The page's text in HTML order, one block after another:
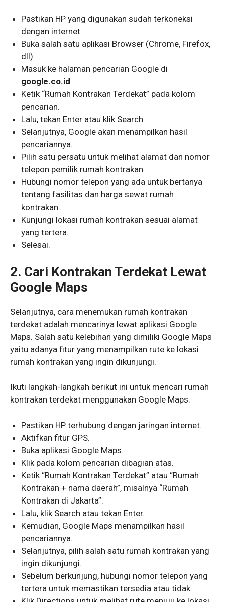
Pastikan HP yang digunakan sudah terkoneksi
dengan internet.
Buka salah satu aplikasi Browser (Chrome, Firefox,
dll).
Masuk ke halaman pencarian Google di
google.co.id
Ketik “Rumah Kontrakan Terdekat” pada kolom
pencarian.
Lalu, tekan Enter atau klik Search.
Selanjutnya, Google akan menampilkan hasil
pencariannya.
Pilih satu persatu untuk melihat alamat dan nomor
telepon pemilik rumah kontrakan.
Hubungi nomor telepon yang ada untuk bertanya
tentang fasilitas dan harga sewat rumah
kontrakan.
Kunjungi lokasi rumah kontrakan sesuai alamat
yang tertera.
Selesai.
2. Cari Kontrakan Terdekat Lewat
Google Maps
Selanjutnya, cara menemukan rumah kontrakan
terdekat adalah mencarinya lewat aplikasi Google
Maps. Salah satu kelebihan yang dimiliki Google Maps
yaitu adanya fitur yang menampilkan rute ke lokasi
rumah kontrakan yang ingin dikunjungi.
Ikuti langkah-langkah berikut ini untuk mencari rumah
kontrakan terdekat menggunakan Google Maps:
Pastikan HP terhubung dengan jaringan internet.
Aktifkan fitur GPS.
Buka aplikasi Google Maps.
Klik pada kolom pencarian dibagian atas.
Ketik “Rumah Kontrakan Terdekat” atau “Rumah
Kontrakan + nama daerah”, misalnya “Rumah
Kontrakan di Jakarta”.
Lalu, klik Search atau tekan Enter.
Kemudian, Google Maps menampilkan hasil
pencariannya.
Selanjutnya, pilih salah satu rumah kontrakan yang
ingin dikunjungi.
Sebelum berkunjung, hubungi nomor telepon yang
tertera untuk memastikan tersedia atau tidak.